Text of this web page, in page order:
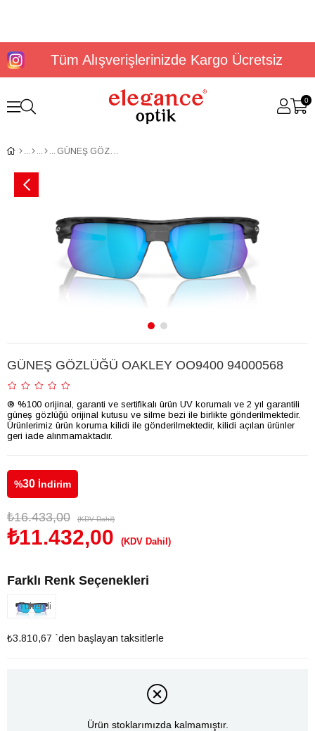
Tüm Alışverişlerinizde Kargo Ücretsiz
0
GÜNEŞ GÖZLÜĞÜ OAKLEY OO9400 94000568
GÜNEŞ GÖZLÜĞÜ OAKLEY OO9400 94000568
® %100 orijinal, garanti ve sertifikalı ürün UV korumalı ve 2 yıl garantili
güneş gözlüğü orijinal kutusu ve silme bezi ile birlikte gönderilmektedir.
Ürünlerimiz ürün koruma kilidi ile gönderilmektedir, kilidi açılan ürünler
geri iade alınmamaktadır.
%30 İndirim
₺16.433,00 (KDV Dahil)
₺11.432,00 (KDV Dahil)
Farklı Renk Seçenekleri
Tükendi
₺3.810,67 `den başlayan taksitlerle
Ürün stoklarımızda kalmamıştır.